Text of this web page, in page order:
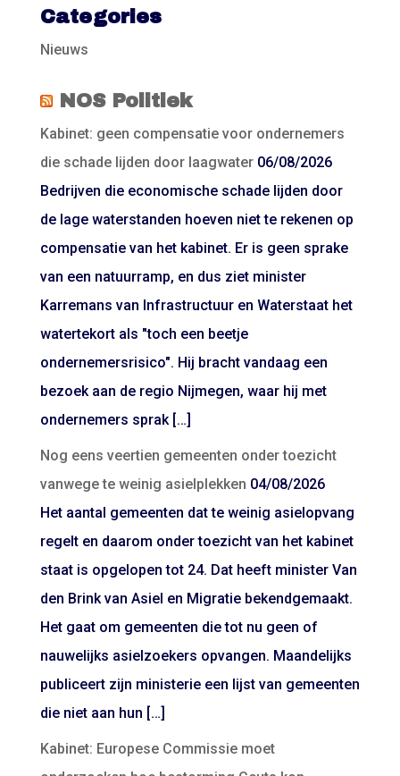
Categories
Nieuws
NOS Politiek
Kabinet: geen compensatie voor ondernemers
die schade lijden door laagwater 06/08/2026
Bedrijven die economische schade lijden door
de lage waterstanden hoeven niet te rekenen op
compensatie van het kabinet. Er is geen sprake
van een natuurramp, en dus ziet minister
Karremans van Infrastructuur en Waterstaat het
watertekort als "toch een beetje
ondernemersrisico". Hij bracht vandaag een
bezoek aan de regio Nijmegen, waar hij met
ondernemers sprak […]
Nog eens veertien gemeenten onder toezicht
vanwege te weinig asielplekken 04/08/2026
Het aantal gemeenten dat te weinig asielopvang
regelt en daarom onder toezicht van het kabinet
staat is opgelopen tot 24. Dat heeft minister Van
den Brink van Asiel en Migratie bekendgemaakt.
Het gaat om gemeenten die tot nu geen of
nauwelijks asielzoekers opvangen. Maandelijks
publiceert zijn ministerie een lijst van gemeenten
die niet aan hun […]
Kabinet: Europese Commissie moet